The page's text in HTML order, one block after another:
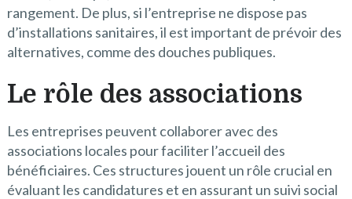
rangement. De plus, si l’entreprise ne dispose pas
d’installations sanitaires, il est important de prévoir des
alternatives, comme des douches publiques.
Le rôle des associations
Les entreprises peuvent collaborer avec des
associations locales pour faciliter l’accueil des
bénéficiaires. Ces structures jouent un rôle crucial en
évaluant les candidatures et en assurant un suivi social